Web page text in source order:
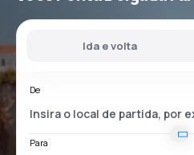
Ida e volta
De
Para